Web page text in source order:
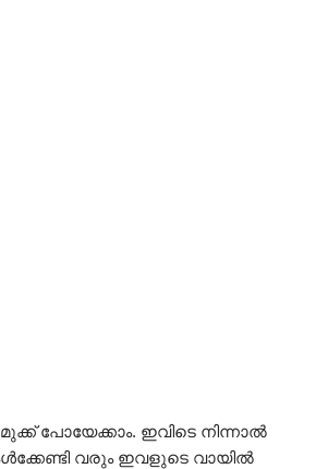
പോയേക്കാം. ഇവിടെ നിന്നാൽ
വരും ഇവളുടെ വായിൽ